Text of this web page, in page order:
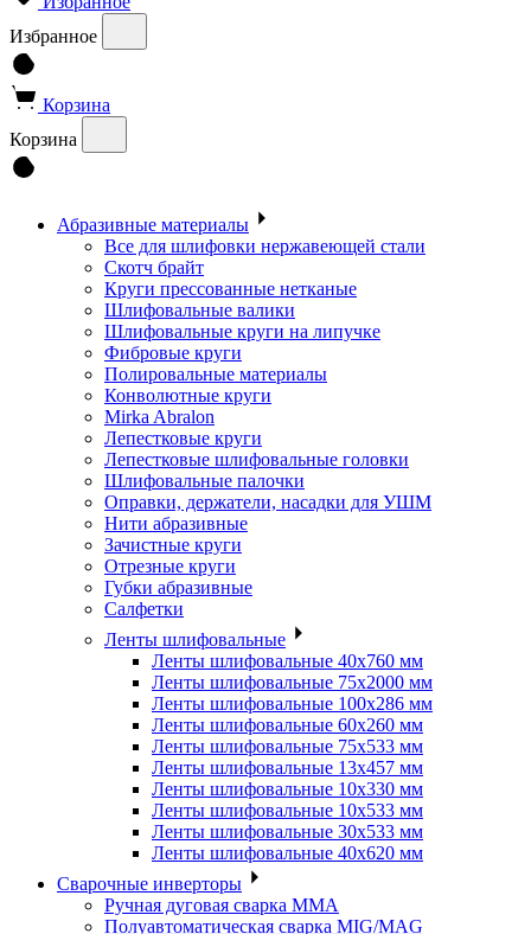
Избранное
Корзина
Корзина
Абразивные материалы
Все для шлифовки нержавеющей стали
Скотч брайт
Круги прессованные нетканые
Шлифовальные валики
Шлифовальные круги на липучке
Фибровые круги
Полировальные материалы
Конволютные круги
Mirka Abralon
Лепестковые круги
Лепестковые шлифовальные головки
Шлифовальные палочки
Оправки, держатели, насадки для УШМ
Нити абразивные
Зачистные круги
Отрезные круги
Губки абразивные
Салфетки
Ленты шлифовальные
Ленты шлифовальные 40х760 мм
Ленты шлифовальные 75х2000 мм
Ленты шлифовальные 100х286 мм
Ленты шлифовальные 60х260 мм
Ленты шлифовальные 75х533 мм
Ленты шлифовальные 13х457 мм
Ленты шлифовальные 10х330 мм
Ленты шлифовальные 10х533 мм
Ленты шлифовальные 30х533 мм
Ленты шлифовальные 40х620 мм
Сварочные инверторы
Ручная дуговая сварка MMA
Полуавтоматическая сварка MIG/MAG